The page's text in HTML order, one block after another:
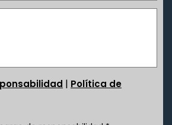
| Política de